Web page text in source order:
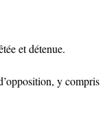
et détenue.
y compris